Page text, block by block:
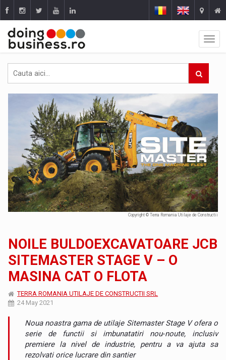
Copyright © Terra Romania Utilaje de Constructii
NOILE BULDOEXCAVATOARE JCB
SITEMASTER STAGE V – O
MASINA CAT O FLOTA
TERRA ROMANIA UTILAJE DE CONSTRUCTII SRL
24 May 2021
Noua noastra gama de utilaje Sitemaster Stage V ofera o
serie de functii si imbunatatiri nou‑noute, inclusiv
premiere la nivel de industrie, pentru a va ajuta sa
rezolvati orice lucrare din santier